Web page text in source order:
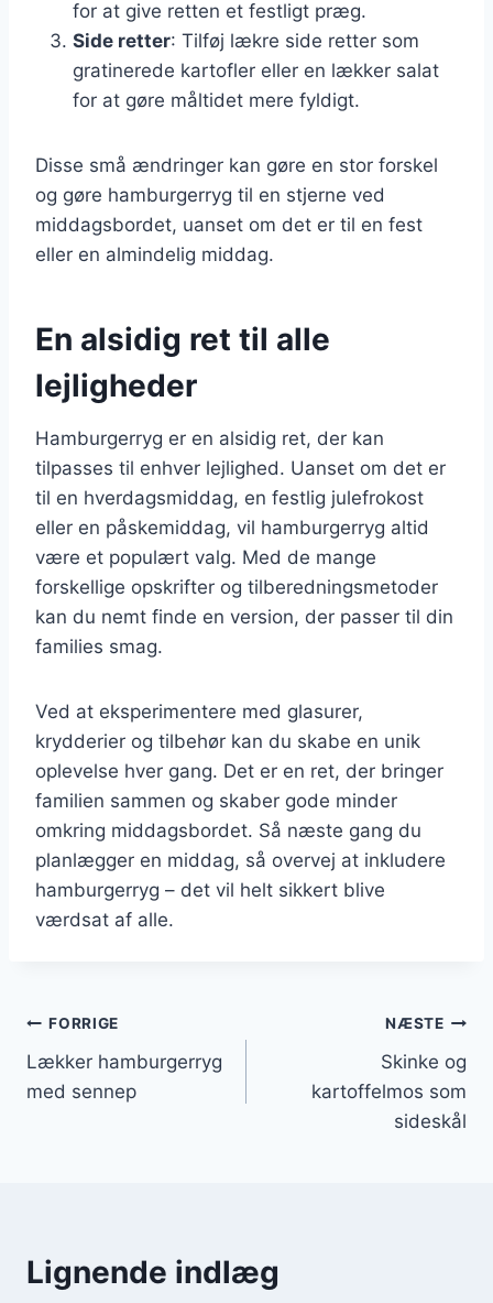
for at give retten et festligt præg.
Side retter: Tilføj lækre side retter som
gratinerede kartofler eller en lækker salat
for at gøre måltidet mere fyldigt.
Disse små ændringer kan gøre en stor forskel
og gøre hamburgerryg til en stjerne ved
middagsbordet, uanset om det er til en fest
eller en almindelig middag.
En alsidig ret til alle
lejligheder
Hamburgerryg er en alsidig ret, der kan
tilpasses til enhver lejlighed. Uanset om det er
til en hverdagsmiddag, en festlig julefrokost
eller en påskemiddag, vil hamburgerryg altid
være et populært valg. Med de mange
forskellige opskrifter og tilberedningsmetoder
kan du nemt finde en version, der passer til din
families smag.
Ved at eksperimentere med glasurer,
krydderier og tilbehør kan du skabe en unik
oplevelse hver gang. Det er en ret, der bringer
familien sammen og skaber gode minder
omkring middagsbordet. Så næste gang du
planlægger en middag, så overvej at inkludere
hamburgerryg – det vil helt sikkert blive
værdsat af alle.
Indlægsnavigation
FORRIGE
Lækker hamburgerryg
med sennep
NÆSTE
Skinke og
kartoffelmos som
sideskål
Lignende indlæg